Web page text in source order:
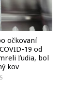
očkovaní
19 od
ľudia, bol
kov